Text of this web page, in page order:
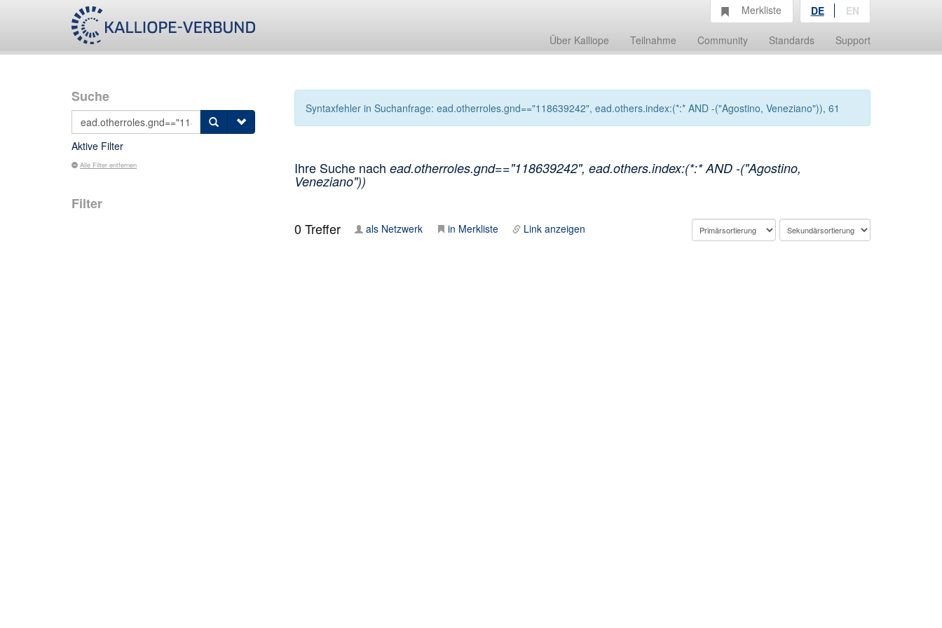
Über Kalliope Teilnahme Community Standards Support
Merkliste DE EN
Suche
Aktive Filter
Alle Filter entfernen
Filter
Syntaxfehler in Suchanfrage: ead.otherroles.gnd=="118639242", ead.others.index:(*:* AND -("Agostino, Veneziano")), 61
Ihre Suche nach ead.otherroles.gnd=="118639242", ead.others.index:(*:* AND -("Agostino,
Veneziano"))
0Treffer als Netzwerk in Merkliste Link anzeigen